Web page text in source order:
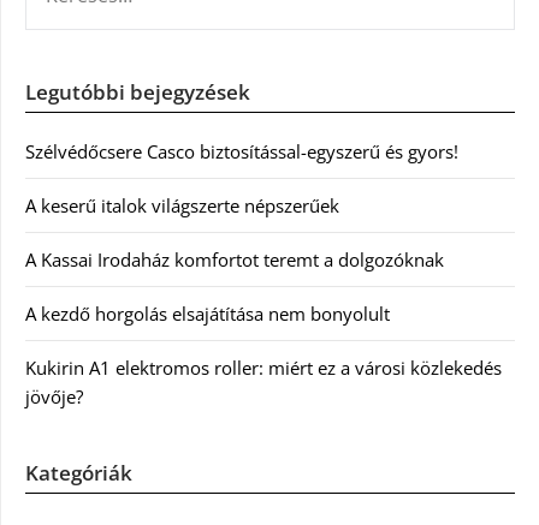
Legutóbbi bejegyzések
Szélvédőcsere Casco biztosítással-egyszerű és gyors!
A keserű italok világszerte népszerűek
A Kassai Irodaház komfortot teremt a dolgozóknak
A kezdő horgolás elsajátítása nem bonyolult
Kukirin A1 elektromos roller: miért ez a városi közlekedés
jövője?
Kategóriák